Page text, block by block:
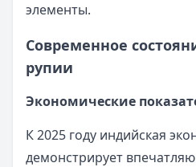
элементы.
Современное
рупии
Экономические
К 2025 году индийская
демонстрирует